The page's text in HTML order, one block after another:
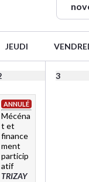
JEUDI
ANNULÉ
Mécéna
t et
finance
ment
particip
atif
TRIZAY
3